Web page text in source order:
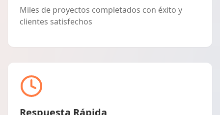
Miles de proyectos completados con éxito y
clientes satisfechos
Respuesta Rápida